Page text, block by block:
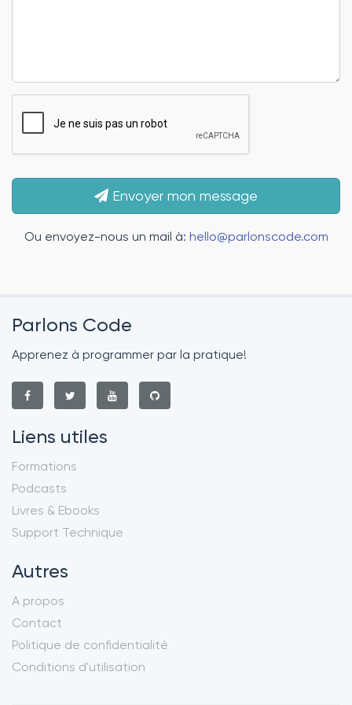
Envoyer mon message
Ou envoyez-nous un mail à: hello@parlonscode.com
Parlons Code
Apprenez à programmer par la pratique!
Liens utiles
Formations
Podcasts
Livres & Ebooks
Support Technique
Autres
A propos
Contact
Politique de confidentialité
Conditions d'utilisation